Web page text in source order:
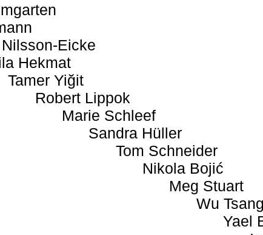
Eicke
Hekmat
Tamer Yiğit
Robert Lippok
Marie Schleef
Sandra Hüller
Tom Schneider
Nikola Bojić
Meg Stuart
Wu Tsang
Yael